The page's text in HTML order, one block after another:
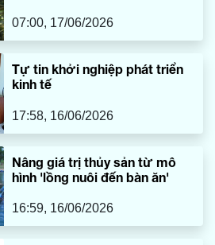
07:00, 17/06/2026
Tự tin khởi nghiệp phát triển
kinh tế
17:58, 16/06/2026
Nâng giá trị thủy sản từ mô
hình 'lồng nuôi đến bàn ăn'
16:59, 16/06/2026